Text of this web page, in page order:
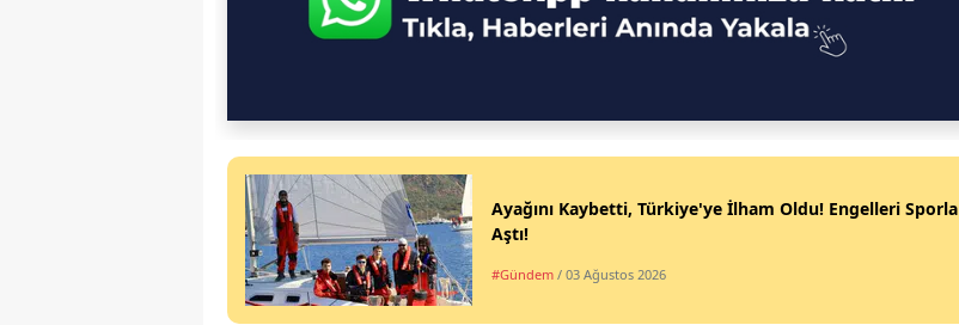
Ayağını Kaybetti, Türkiye'ye İlham Oldu! Engelleri Sporla
Aştı!
#Gündem / 03 Ağustos 2026